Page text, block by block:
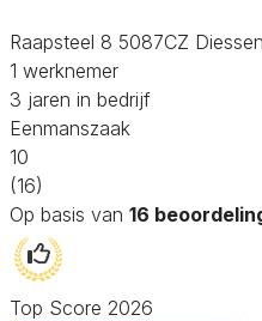
Raapsteel 8 5087CZ Diessen
1 werknemer
3 jaren in bedrijf
Eenmanszaak
10
(16)
Op basis van 16
Top Score 2026